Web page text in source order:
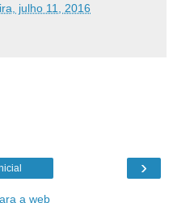
julho 11, 2016
›
a web